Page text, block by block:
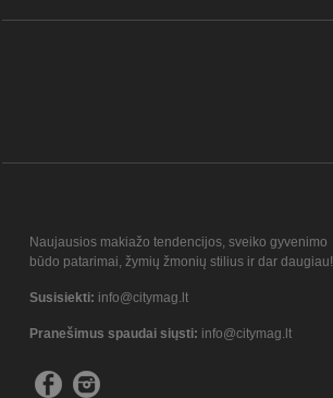
Naujausios makiažo tendencijos, sveiko gyvenimo
būdo patarimai, žymių žmonių stilius ir dar daugiau!
Susisiekti: info@citymag.lt
Pranešimus spaudai siųsti: info@citymag.lt